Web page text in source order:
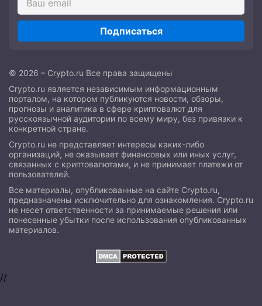
Подписаться
© 2026 – Crypto.ru Все права защищены
Crypto.ru является независимым информационным
порталом, на котором публикуются новости, обзоры,
прогнозы и аналитика в сфере криптовалют для
русскоязычной аудитории по всему миру, без привязки к
конкретной стране.
Crypto.ru не представляет интересы каких-либо
организаций, не оказывает финансовых или иных услуг,
связанных с криптовалютами, и не принимает платежи от
пользователей.
Все материалы, опубликованные на сайте Crypto.ru,
предназначены исключительно для ознакомления. Crypto.ru
не несет ответственности за принимаемые решения или
понесенные убытки после использования опубликованных
материалов.
//